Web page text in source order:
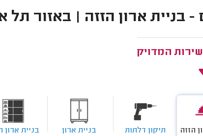
- בניית ארון הזזה | באזור תל
המדויק
הזזה
תיקון דלתות
בניית ארון
בניית ארון